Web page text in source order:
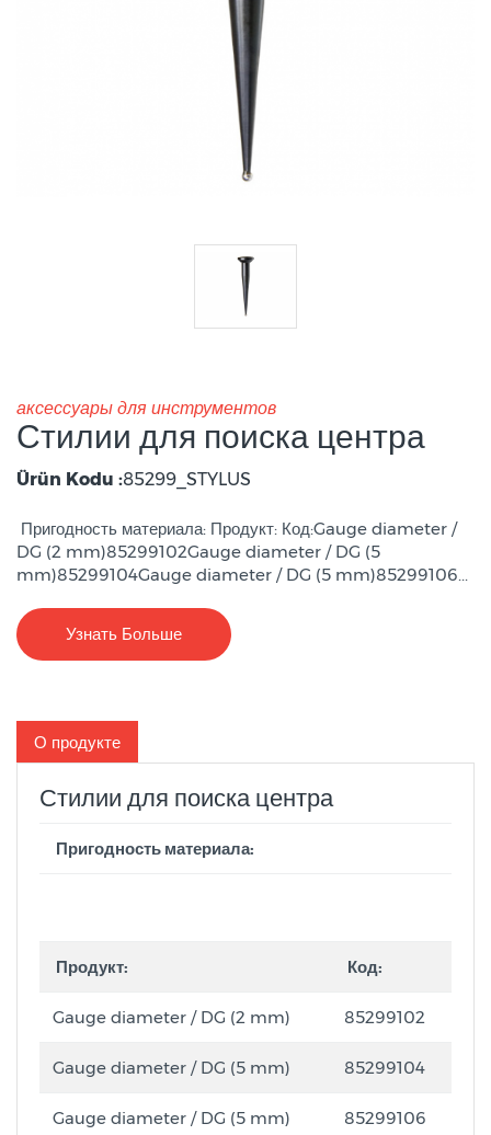
аксессуары для инструментов
Стилии для поиска центра
Ürün Kodu :85299_STYLUS
Пригодность материала: Продукт: Код:Gauge diameter /
DG (2 mm)85299102Gauge diameter / DG (5
mm)85299104Gauge diameter / DG (5 mm)85299106...
Узнать Больше
О продукте
Стилии для поиска центра
Пригодность материала:
Продукт: Код:
Gauge diameter / DG (2 mm) 85299102
Gauge diameter / DG (5 mm) 85299104
Gauge diameter / DG (5 mm) 85299106